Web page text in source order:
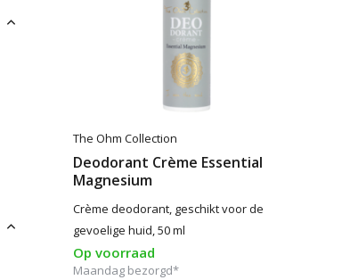
The Ohm Collection
Deodorant Crème Essential
Magnesium
Crème deodorant, geschikt voor de
gevoelige huid, 50 ml
Op voorraad
Maandag bezorgd*